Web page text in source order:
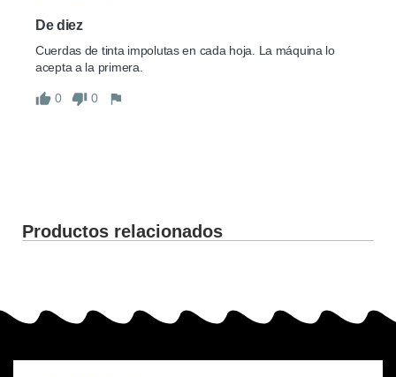
De diez
Cuerdas de tinta impolutas en cada hoja. La máquina lo
acepta a la primera.
0 0
Productos relacionados